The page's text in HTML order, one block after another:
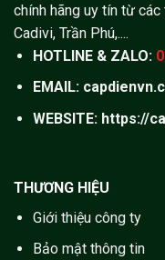
chính hãng uy tín từ
Cadivi, Trần Phú,....
HOTLINE & ZALO:
EMAIL:
WEBSITE: https://
THƯƠNG HIỆU
Giới thiệu công ty
Bảo mật thông tin